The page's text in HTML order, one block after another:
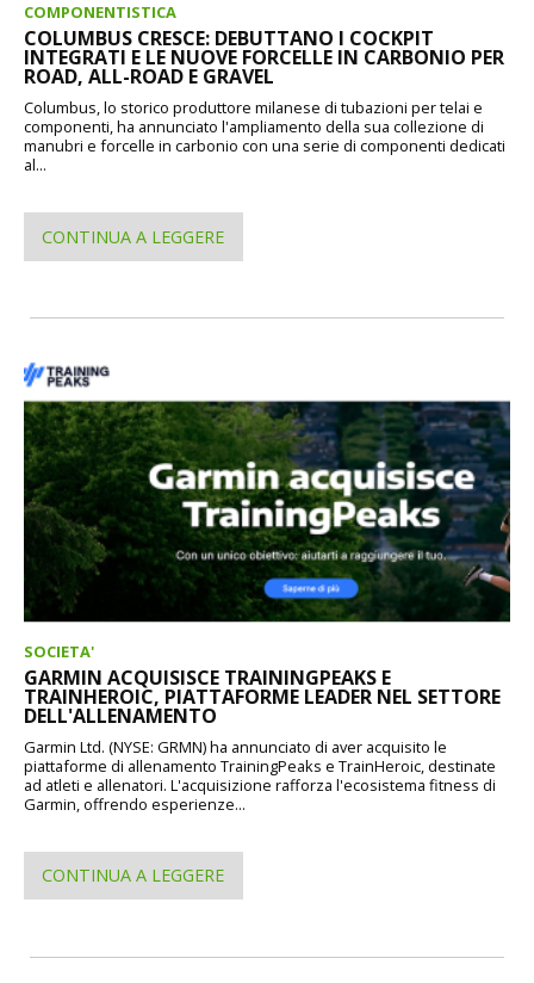
COMPONENTISTICA
COLUMBUS CRESCE: DEBUTTANO I COCKPIT
INTEGRATI E LE NUOVE FORCELLE IN CARBONIO PER
ROAD, ALL-ROAD E GRAVEL
Columbus, lo storico produttore milanese di tubazioni per telai e
componenti, ha annunciato l'ampliamento della sua collezione di
manubri e forcelle in carbonio con una serie di componenti dedicati
al...
CONTINUA A LEGGERE
SOCIETA'
GARMIN ACQUISISCE TRAININGPEAKS E
TRAINHEROIC, PIATTAFORME LEADER NEL SETTORE
DELL'ALLENAMENTO
Garmin Ltd. (NYSE: GRMN) ha annunciato di aver acquisito le
piattaforme di allenamento TrainingPeaks e TrainHeroic, destinate
ad atleti e allenatori. L'acquisizione rafforza l'ecosistema fitness di
Garmin, offrendo esperienze...
CONTINUA A LEGGERE